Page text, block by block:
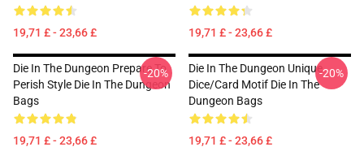
19,71 £ - 23,66 £ 19,71 £ - 23,66 £
Die In The Dungeon Prepare To
Perish Style Die In The Dungeon
Bags
19,71 £ - 23,66 £
-20%
Die In The Dungeon Unique
Dice/Card Motif Die In The
Dungeon Bags
19,71 £ - 23,66 £
-20%